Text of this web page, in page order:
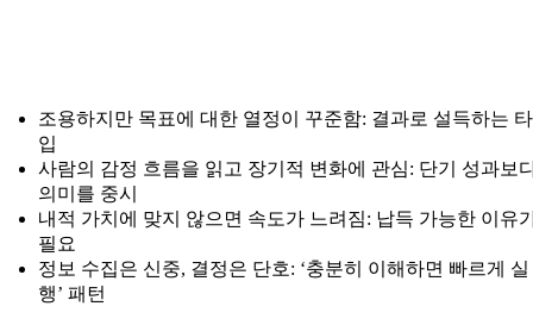
조용하지만 목표에 대한 열정이 꾸준함: 결과로 설득하는 타
입
사람의 감정 흐름을 읽고 장기적 변화에 관심: 단기 성과보
의미를 중시
내적 가치에 맞지 않으면 속도가 느려짐: 납득 가능한 이유
필요
정보 수집은 신중, 결정은 단호: ‘충분히 이해하면 빠르게 실
행’ 패턴